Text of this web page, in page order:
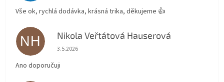
Vše ok, rychlá dodávka, krásná trika, děkujeme 👍
NH Nikola Veřtátová Hauserová
Hodnocení obchodu je 5 z 5 hvězdiček.
3.5.2026
Ano doporučuji